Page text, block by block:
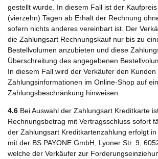
gestellt wurde. In diesem Fall ist der
(vierzehn) Tagen ab Erhalt der Rechnung
sofern nichts anderes vereinbart ist. Der
die Zahlungsart Rechnungskauf nur bis zu
Bestellvolumen anzubieten und diese
Überschreitung des angegebenen
In diesem Fall wird der Verkäufer den Kunden
Zahlungsinformationen im Online-Shop auf
Zahlungsbeschränkung hinweisen.
4.6 Bei Auswahl der Zahlungsart Kreditkarte
Rechnungsbetrag mit Vertragsschluss sofort
der Zahlungsart Kreditkartenzahlung erfolgt
mit der BS PAYONE GmbH, Lyoner Str. 9,
welche der Verkäufer zur